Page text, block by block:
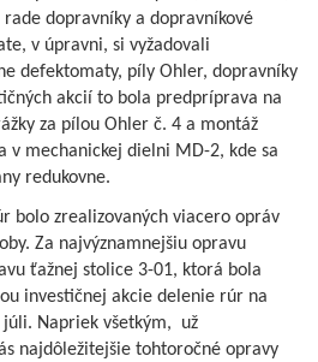
dopravníky a dopravníkové
v úpravni, si vyžadovali
defektomaty, píly Ohler, dopravníky
akcií to bola predpríprava na
za pílou Ohler č. 4 a montáž
v mechanickej dielni MD-2, kde sa
redukovne.
bolo zrealizovaných viacero opráv
Za najvýznamnejšiu opravu
ťažnej stolice 3-01, ktorá bola
investičnej akcie delenie rúr na
Napriek všetkým, už
najdôležitejšie tohtoročné opravy